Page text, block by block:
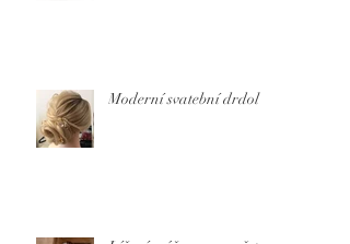
Moderní svatební drdol